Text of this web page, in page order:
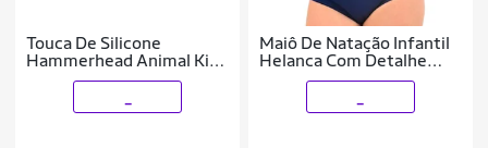
Touca De Silicone
Hammerhead Animal Kids
- Infantil
Maiô De Natação Infantil
Helanca Com Detalhe
Hammerhead